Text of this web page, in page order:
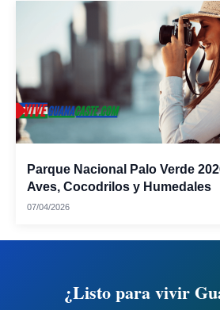
Horchata:
Parque Nacional Palo Verde
Aves, Cocodrilos y Humedales
07/04/2026
¿Listo para vivir